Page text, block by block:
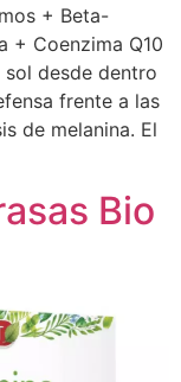
+ Beta-
+ Coenzima Q10
desde dentro
frente a las
de melanina. El
Bio